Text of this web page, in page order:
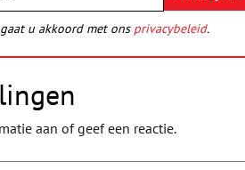
u akkoord met ons privacybeleid.
aan of geef een reactie.